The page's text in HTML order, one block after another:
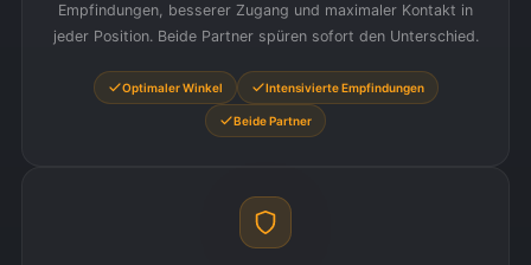
Empfindungen, besserer Zugang und maximaler Kontakt in
jeder Position. Beide Partner spüren sofort den Unterschied.
Optimaler Winkel Intensivierte Empfindungen
Beide Partner